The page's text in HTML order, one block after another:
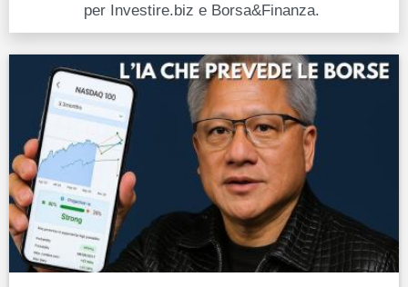
per Investire.biz e Borsa&Finanza.